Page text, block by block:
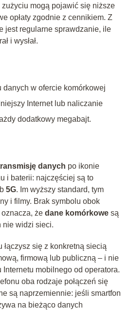
mogą pojawić się niższe
opłaty zgodnie z cennikiem. Z
jest regularne sprawdzanie, ile
i wysłał.
danych w ofercie komórkowej
Internet lub naliczanie
dodatkowy megabajt.
danych po ikonie
i baterii: najczęściej są to
5G. Im wyższy standard, tym
i filmy. Brak symbolu obok
że dane komórkowesą
nie widzi sieci.
łączysz się z konkretną siecią
firmową lub publiczną – i nie
mobilnego od operatora.
oba rodzaje połączeń się
są naprzemiennie: jeśli smartfon
na bieżąco danych